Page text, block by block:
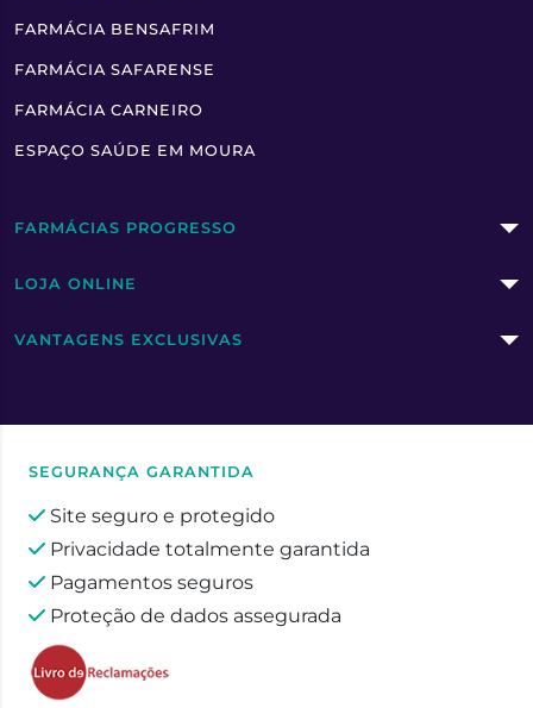
FARMÁCIA BENSAFRIM
FARMÁCIA SAFARENSE
FARMÁCIA CARNEIRO
ESPAÇO SAÚDE EM MOURA
FARMÁCIAS PROGRESSO
LOJA ONLINE
VANTAGENS EXCLUSIVAS
SEGURANÇA GARANTIDA
Site seguro e protegido
Privacidade totalmente garantida
Pagamentos seguros
Proteção de dados assegurada